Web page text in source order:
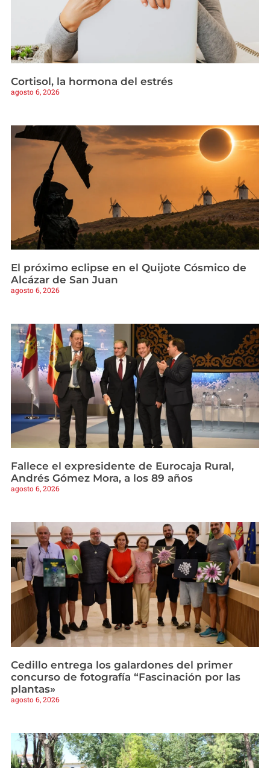
Cortisol, la hormona del estrés
agosto 6, 2026
El próximo eclipse en el Quijote Cósmico de
Alcázar de San Juan
agosto 6, 2026
Fallece el expresidente de Eurocaja Rural,
Andrés Gómez Mora, a los 89 años
agosto 6, 2026
Cedillo entrega los galardones del primer
concurso de fotografía “Fascinación por las
plantas»
agosto 6, 2026